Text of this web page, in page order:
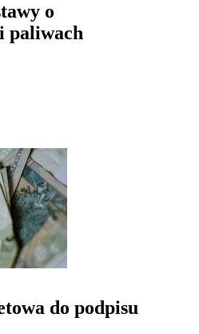
o
paliwach
do podpisu